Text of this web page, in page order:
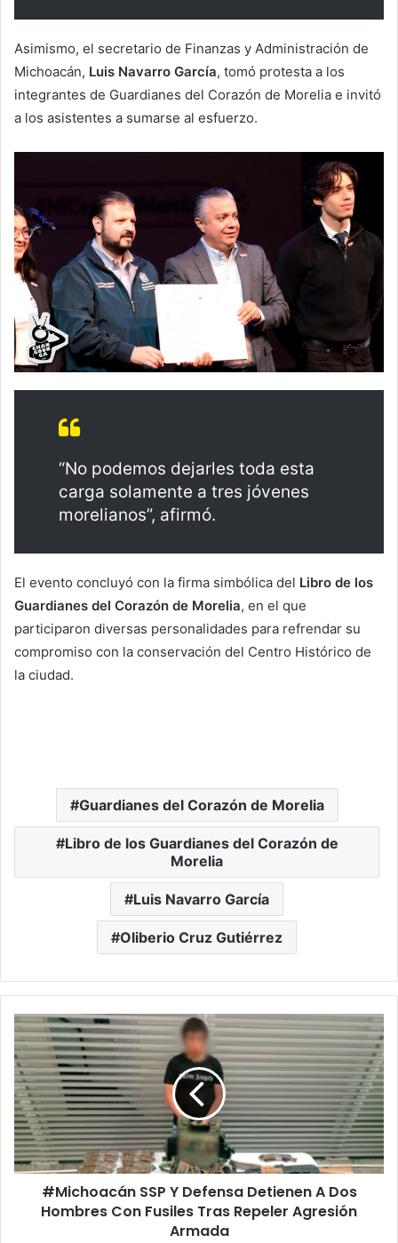
Asimismo, el secretario de Finanzas y Administración de
Michoacán, Luis Navarro García, tomó protesta a los
integrantes de Guardianes del Corazón de Morelia e invitó
a los asistentes a sumarse al esfuerzo.
“No podemos dejarles toda esta
carga solamente a tres jóvenes
morelianos”, afirmó.
El evento concluyó con la firma simbólica del Libro de los
Guardianes del Corazón de Morelia, en el que
participaron diversas personalidades para refrendar su
compromiso con la conservación del Centro Histórico de
la ciudad.
Guardianes del Corazón de Morelia
Libro de los Guardianes del Corazón de
Morelia
Luis Navarro García
Oliberio Cruz Gutiérrez
#Michoacán
SSP
Y
Defensa
Detienen
A
Dos
Hombres
Con
Fusiles#Michoacán SSP Y Defensa Detienen A Dos
Hombres Con Fusiles Tras Repeler Agresión
Armada